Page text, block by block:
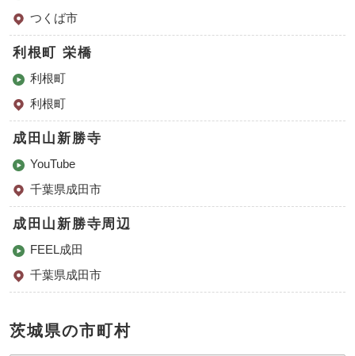
つくば市
利根町 栄橋
利根町
利根町
成田山新勝寺
YouTube
千葉県成田市
成田山新勝寺周辺
FEEL成田
千葉県成田市
茨城県の市町村